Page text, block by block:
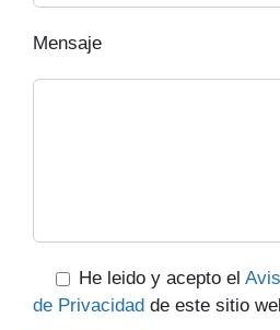
Mensaje
He leido y acepto el
de Privacidad de este sitio